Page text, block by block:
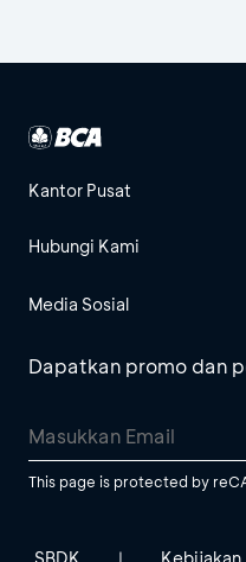
Kantor Pusat
Hubungi Kami
Media Sosial
Dapatkan promo dan
This page is protected by